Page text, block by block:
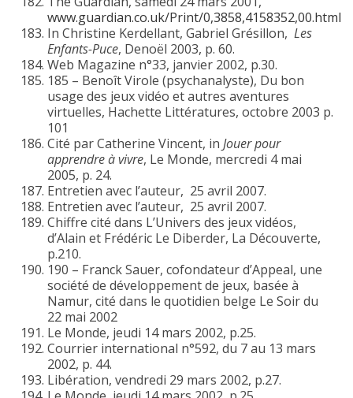
www.guardian.co.uk/Print/0,3858,4158352,00.html
In Christine Kerdellant, Gabriel Grésillon, Les
Enfants-Puce, Denoël 2003, p. 60.
Web Magazine n°33, janvier 2002, p.30.
185 – Benoît Virole (psychanalyste), Du bon
usage des jeux vidéo et autres aventures
virtuelles, Hachette Littératures, octobre 2003 p.
101
Cité par Catherine Vincent, in Jouer pour
apprendre à vivre, Le Monde, mercredi 4 mai
2005, p. 24.
Entretien avec l’auteur, 25 avril 2007.
Entretien avec l’auteur, 25 avril 2007.
Chiffre cité dans L’Univers des jeux vidéos,
d’Alain et Frédéric Le Diberder, La Découverte,
p.210.
190 – Franck Sauer, cofondateur d’Appeal, une
société de développement de jeux, basée à
Namur, cité dans le quotidien belge Le Soir du
22 mai 2002
Le Monde, jeudi 14 mars 2002, p.25.
Courrier international n°592, du 7 au 13 mars
2002, p. 44.
Libération, vendredi 29 mars 2002, p.27.